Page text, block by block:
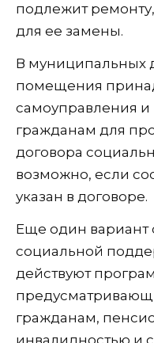
подлежит
для ее замены.
В муниципальных
помещения
самоуправления и
гражданам для
договора
возможно, если
указан в договоре.
Еще один вариант
социальной
действуют
гражданам,